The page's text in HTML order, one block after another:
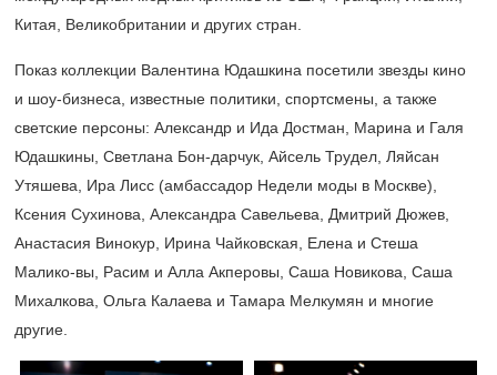
Китая, Великобритании и других стран.
Показ коллекции Валентина Юдашкина посетили звезды кино
и шоу-бизнеса, известные политики, спортсмены, а также
светские персоны: Александр и Ида Достман, Марина и Галя
Юдашкины, Светлана Бон-дарчук, Айсель Трудел, Ляйсан
Утяшева, Ира Лисс (амбассадор Недели моды в Москве),
Ксения Сухинова, Александра Савельева, Дмитрий Дюжев,
Анастасия Винокур, Ирина Чайковская, Елена и Стеша
Малико-вы, Расим и Алла Акперовы, Саша Новикова, Саша
Михалкова, Ольга Калаева и Тамара Мелкумян и многие
другие.